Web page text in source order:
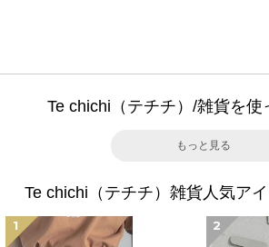
Te chichi（テチチ）/雑貨を使
もっと見る
Te chichi（テチチ）雑貨人気ア
1 2